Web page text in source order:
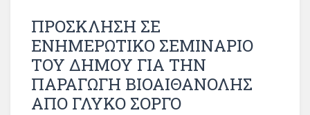
ΠΡΟΣΚΛΗΣΗ ΣΕ
ΕΝΗΜΕΡΩΤΙΚΟ ΣΕΜΙΝΑΡΙΟ
ΤΟΥ ΔΗΜΟΥ ΓΙΑ ΤΗΝ
ΠΑΡΑΓΩΓΗ ΒΙΟΑΙΘΑΝΟΛΗΣ
ΑΠΟ ΓΛΥΚΟ ΣΟΡΓΟ